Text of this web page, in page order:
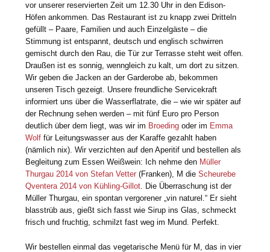
vor unserer reservierten Zeit um 12.30 Uhr in den Edison-
Höfen ankommen. Das Restaurant ist zu knapp zwei Dritteln
gefüllt – Paare, Familien und auch Einzelgäste – die
Stimmung ist entspannt, deutsch und englisch schwirren
gemischt durch den Rau, die Tür zur Terrasse steht weit offen.
Draußen ist es sonnig, wenngleich zu kalt, um dort zu sitzen.
Wir geben die Jacken an der Garderobe ab, bekommen
unseren Tisch gezeigt. Unsere freundliche Servicekraft
informiert uns über die Wasserflatrate, die – wie wir später auf
der Rechnung sehen werden – mit fünf Euro pro Person
deutlich über dem liegt, was wir im Broeding oder im Emma
Wolffür Leitungswasser aus der Karaffe gezahlt haben
(nämlich nix). Wir verzichten auf den Aperitif und bestellen als
Begleitung zum Essen Weißwein: Ich nehme den Müller
Thurgau 2014 von Stefan Vetter (Franken), M dieScheurebe
Qventera 2014 von Kühling-Gillot. Die Überraschung ist der
Müller Thurgau, ein spontan vergorener „vin naturel.“ Er sieht
blasstrüb aus, gießt sich fasst wie Sirup ins Glas, schmeckt
frisch und fruchtig, schmilzt fast weg im Mund. Perfekt.
Wir bestellen einmal das vegetarische Menü für M, das in vier